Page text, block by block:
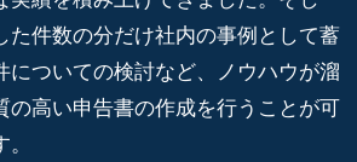
た件数の分だけ社内の事例として蓄
についての検討など、ノウハウが溜
の高い申告書の作成を行うことが可